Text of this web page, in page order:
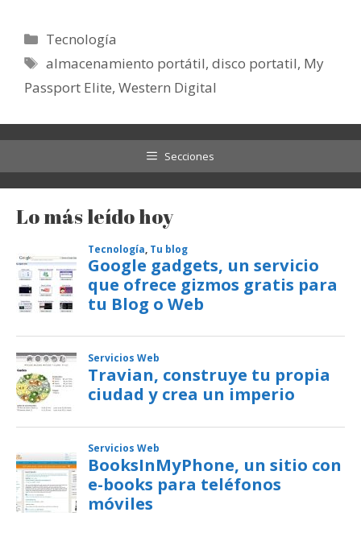
Categorías
Tecnología
Etiquetas
almacenamiento portátil,disco portatil, My
Passport Elite, Western Digital
Secciones
Lo más leído hoy